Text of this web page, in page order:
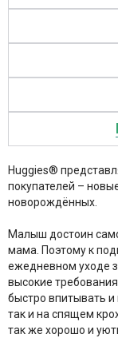
Huggies®
покупателей –
новорождённых.
Малыш достоин
мама. Поэтому к
ежедневном уходе
высокие
быстро впитывать и
так и на спящем
так же хорошо и